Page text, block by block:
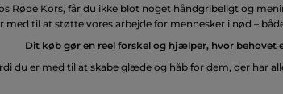
Røde Kors, får du ikke blot noget håndgribeligt og
med til at støtte vores arbejde for mennesker i nød –
Dit køb gør en reel forskel og hjælper, hvor behovet
du er med til at skabe glæde og håb for dem, der har